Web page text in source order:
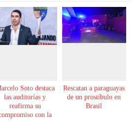
Soto destaca
las auditorías y
reafirma su
con la
Rescatan a paraguayas
de un prostíbulo en
Brasil